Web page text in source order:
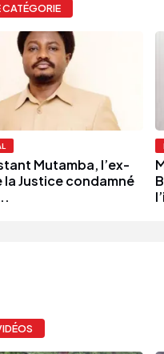
CATÉGORIE
Mutamba, l’ex-
la Justice condamné